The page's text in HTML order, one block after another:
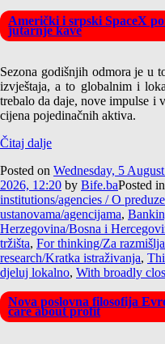
Američki i srpski SpaceX
jutarnje kave
Sezona godišnjih odmora je u
izvještaja, a to globalnim i
trebalo da daje, nove impulse i
cijena pojedinačnih aktiva.
Čitaj dalje
Posted on Wednesday, 5
2026, 12:20 by Bife.baPosted in
institutions/agencies / O
ustanovama/agencijama,
Herzegovina/Bosna i
tržišta, For thinking/Za
research/Kratka istraživanja,
djeluj lokalno, With broadly
Nova poslovna filosofija
care about profit